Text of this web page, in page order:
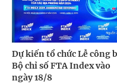
Dự kiến tổ chức Lễ công
Bộ chỉ số FTA Index vào
ngày 18/8